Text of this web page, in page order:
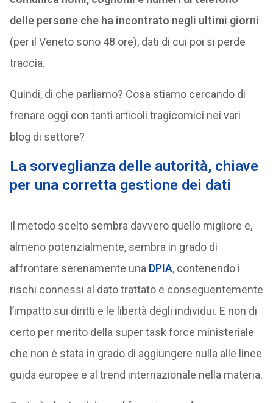
delle persone che ha incontrato negli ultimi giorni
(per il Veneto sono 48 ore), dati di cui poi si perde
traccia.
Quindi, di che parliamo? Cosa stiamo cercando di
frenare oggi con tanti articoli tragicomici nei vari
blog di settore?
La sorveglianza delle autorità, chiave
per una corretta gestione dei dati
Il metodo scelto sembra davvero quello migliore e,
almeno potenzialmente, sembra in grado di
affrontare serenamente una DPIA, contenendo i
rischi connessi al dato trattato e conseguentemente
l’impatto sui diritti e le libertà degli individui. E non di
certo per merito della super task force ministeriale
che non è stata in grado di aggiungere nulla alle linee
guida europee e al trend internazionale nella materia.